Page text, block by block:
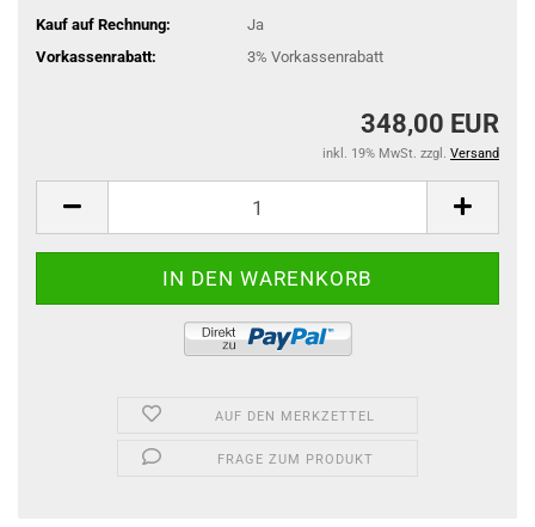
Kauf auf Rechnung:
Ja
Vorkassenrabatt:
3% Vorkassenrabatt
348,00 EUR
inkl. 19% MwSt. zzgl. Versand
AUF DEN MERKZETTEL
FRAGE ZUM PRODUKT